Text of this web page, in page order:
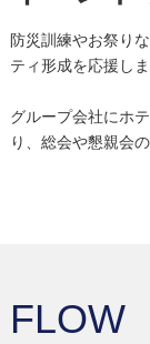
防災訓練やお祭り
ティ形成を応援しま
グループ会社にホ
り、総会や懇親会
FLOW